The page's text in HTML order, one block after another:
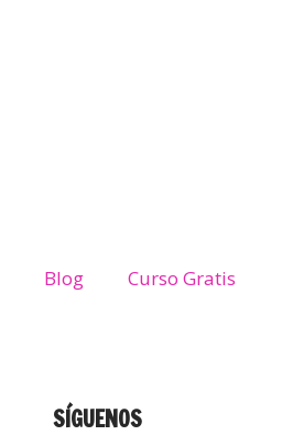
Blog Curso Gratis
SÍGUENOS